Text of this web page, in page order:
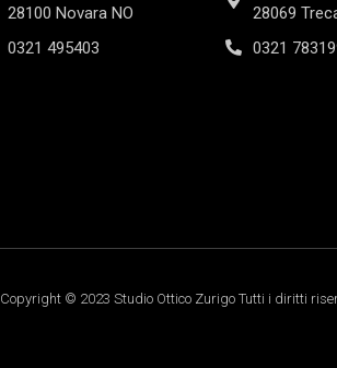
28100 Novara NO
0321 495403
28069
0321
Copyright © 2023 Studio Ottico Zurigo Tutti i diritti